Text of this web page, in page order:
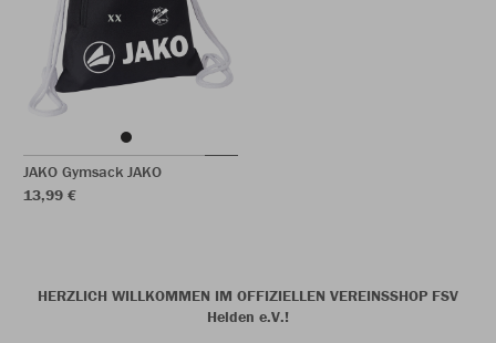
JAKO Gymsack JAKO
13,99 €
HERZLICH WILLKOMMEN IM OFFIZIELLEN VEREINSSHOP FSV
Helden e.V.!